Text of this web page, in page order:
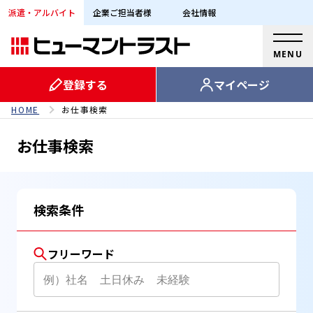
派遣・アルバイト 企業ご担当者様 会社情報
MENU
登録する マイページ
HOME お仕事検索
お仕事検索
検索条件
フリーワード